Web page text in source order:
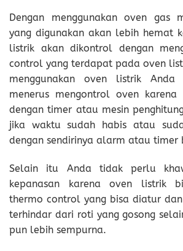
Dengan menggunakan oven gas
yang digunakan akan lebih hemat
listrik akan dikontrol dengan
control yang terdapat pada oven
menggunakan oven listrik
menerus mengontrol oven karena
dengan timer atau mesin
jika waktu sudah habis atau
dengan sendirinya alarm atau timer
Selain itu Anda tidak perlu
kepanasan karena oven listrik
thermo control yang bisa diatur dan
terhindar dari roti yang gosong
pun lebih sempurna.